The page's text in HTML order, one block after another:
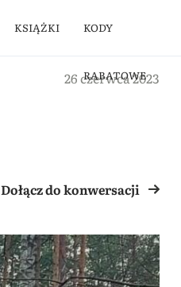
KSIĄŻKI KODY
RABATOWE
26 czerwca 2023
Dołącz do konwersacji